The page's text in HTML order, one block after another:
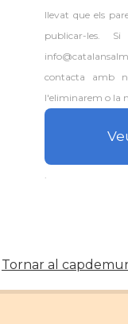
llevat que els
publicar-les.
contacta amb
l'eliminarem o la
Tornar al